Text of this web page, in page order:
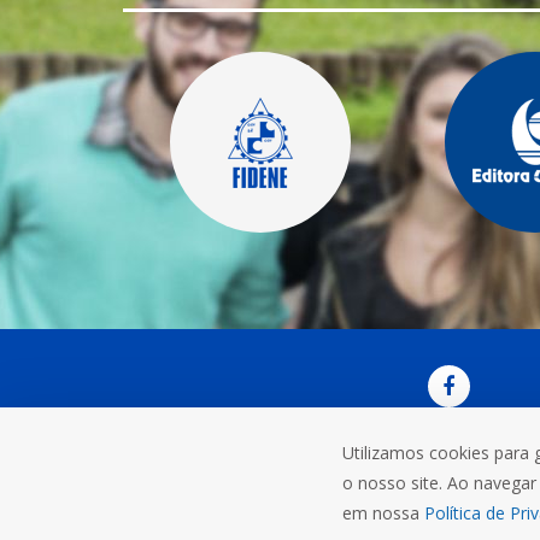
Rua do
Utilizamos cookies para
o nosso site. Ao
em nossa Política de